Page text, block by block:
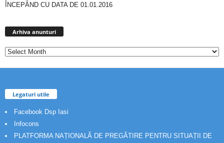
ÎNCEPÂND CU DATA DE 01.01.2016
Arhiva anunturi
Legaturi utile
Facebook Dsp Iasi
Infocons
PLATFORMA NAȚIONALĂ DE PREGĂTIRE PENTRU SITUAȚII DE